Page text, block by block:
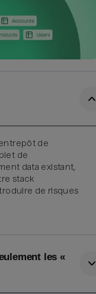
de
de
data existant,
stack
de risques
les «